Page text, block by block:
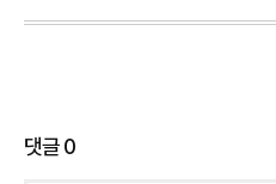
댓글0